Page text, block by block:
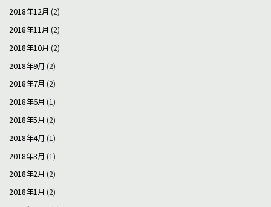
2018年12月 (2)
2018年11月 (2)
2018年10月 (2)
2018年9月 (2)
2018年7月 (2)
2018年6月 (1)
2018年5月 (2)
2018年4月 (1)
2018年3月 (1)
2018年2月 (2)
2018年1月 (2)